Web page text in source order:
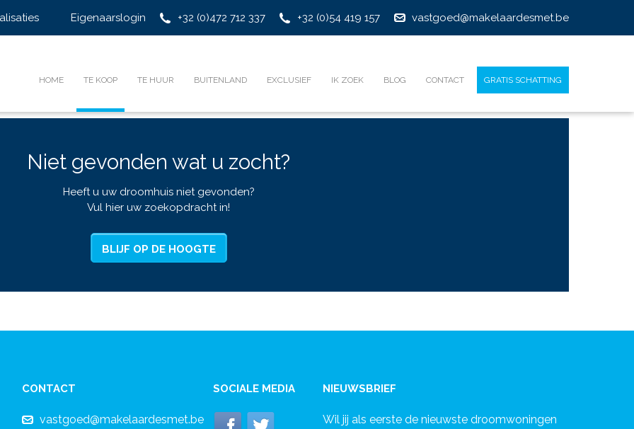
vastgoed@makelaardesmet.be
+32 (0)54 419 157
+32 (0)472 712 337
Eigenaarslogin
HOME TE KOOP TE HUUR BUITENLAND EXCLUSIEF IK ZOEK BLOG CONTACT GRATIS SCHATTING
Niet gevonden wat u zocht?
Heeft u uw droomhuis niet gevonden?
Vul hier uw zoekopdracht in!
BLIJF OP DE HOOGTE
CONTACT
vastgoed@makelaardesmet.be
SOCIALE MEDIA NIEUWSBRIEF
Wil jij als eerste de nieuwste droomwoningen